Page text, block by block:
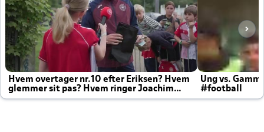
Hvem overtager nr.10 efter Eriksen? Hvem
glemmer sit pas? Hvem ringer Joachim
altid til efter kampe?
Ung vs.
#football